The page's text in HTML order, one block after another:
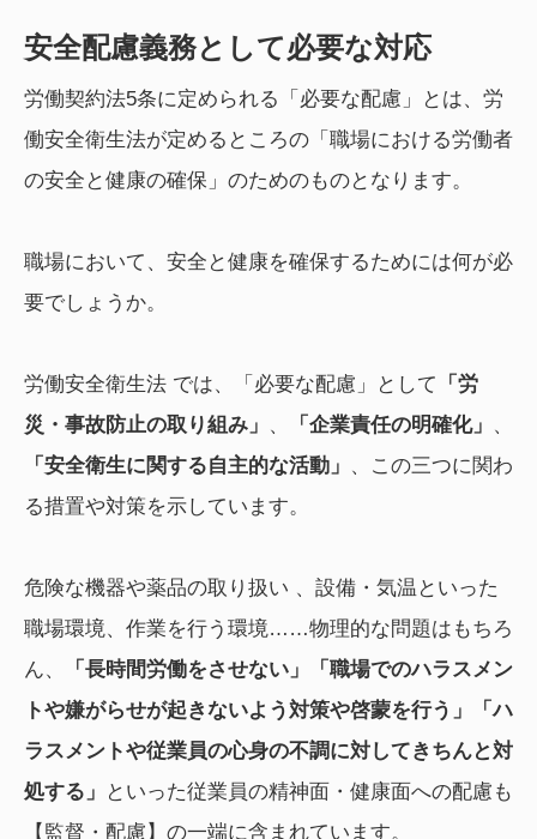
安全配慮義務として必要な対応
労働契約法5条に定められる「必要な配慮」とは、労
働安全衛生法が定めるところの「職場における労働者
の安全と健康の確保」のためのものとなります。
職場において、安全と健康を確保するためには何が必
要でしょうか。
労働安全衛生法 では、「必要な配慮」として
「労
災・事故防止の取り組み」 、 「企業責任の明確化」 、
「安全衛生に関する自主的な活動」 、この三つに関わ
る措置や対策を示しています。
危険な機器や薬品の取り扱い 、設備・気温といった
職場環境、作業を行う環境……物理的な問題はもちろ
ん、
「長時間労働をさせない」「職場でのハラスメン
トや嫌がらせが起きないよう対策や啓蒙を行う」「ハ
ラスメントや従業員の心身の不調に対してきちんと対
処する」
といった従業員の精神面・健康面への配慮も
【監督・配慮】の一端に含まれています。